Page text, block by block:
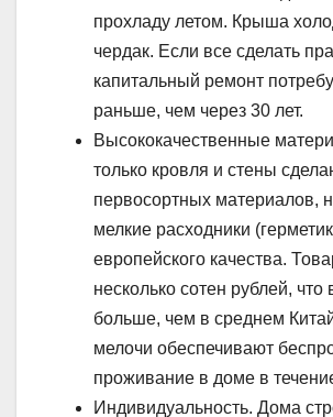
прохладу летом. Крыша
чердак. Если все сделать
капитальный ремонт
раньше, чем через 30 лет.
Высококачественные
только кровля и стены
первосортных материалов,
мелкие расходники
европейского качества.
несколько сотен рублей, что
больше, чем в среднем
мелочи обеспечивают
проживание в доме в
Индивидуальность. Дома